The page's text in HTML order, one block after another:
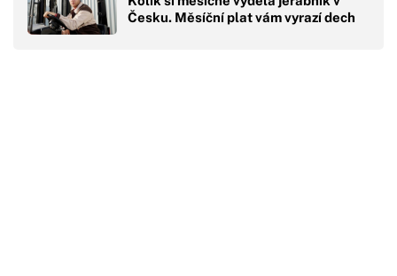
Česku. Měsíční plat vám vyrazí dech